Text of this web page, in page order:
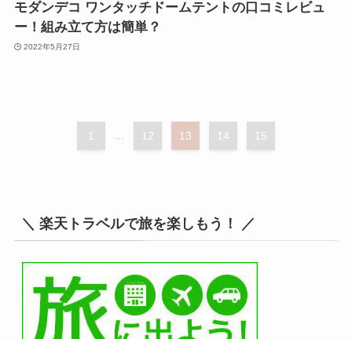
モダンデコ ワンタッチドームテントの口コミレビュ
ー！組み立て方は簡単？
2022年5月27日
1 ... 12 13 14 15
＼ 楽天トラベルで旅を楽しもう！ ／